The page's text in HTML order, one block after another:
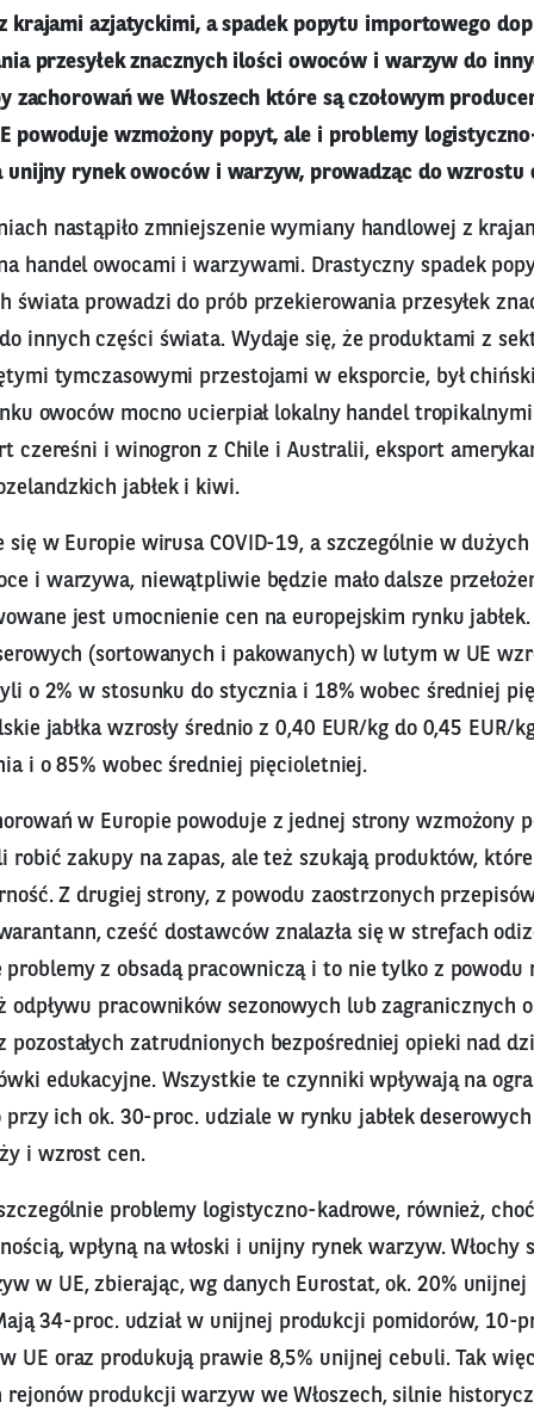
krajami azjatyckimi, a spadek popytu importowego
przesyłek znacznych ilości owoców i warzyw do
zachorowań we Włoszech które są czołowym
powoduje wzmożony popyt, ale i problemy
unijny rynek owoców i warzyw, prowadząc do wzrostu
nastąpiło zmniejszenie wymiany handlowej z
handel owocami i warzywami. Drastyczny spadek
świata prowadzi do prób przekierowania przesyłek
innych części świata. Wydaje się, że produktami z
tymczasowymi przestojami w eksporcie, był
owoców mocno ucierpiał lokalny handel
czereśni i winogron z Chile i Australii, eksport
jabłek i kiwi.
się w Europie wirusa COVID-19, a szczególnie w
i warzywa, niewątpliwie będzie mało dalsze
jest umocnienie cen na europejskim rynku jabłek.
(sortowanych i pakowanych) w lutym w UE
o 2% w stosunku do stycznia i 18% wobec średniej
jabłka wzrosły średnio z 0,40 EUR/kg do 0,45 EUR/
i o 85% wobec średniej pięcioletniej.
w Europie powoduje z jednej strony wzmożony
robić zakupy na zapas, ale też szukają produktów,
Z drugiej strony, z powodu zaostrzonych
cześć dostawców znalazła się w strefach
problemy z obsadą pracowniczą i to nie tylko z powodu
odpływu pracowników sezonowych lub zagranicznych
pozostałych zatrudnionych bezpośredniej opieki nad
edukacyjne. Wszystkie te czynniki wpływają na
przy ich ok. 30-proc. udziale w rynku jabłek
i wzrost cen.
problemy logistyczno-kadrowe, również,
wpłyną na włoski i unijny rynek warzyw. Włochy
w UE, zbierając, wg danych Eurostat, ok. 20%
34-proc. udział w unijnej produkcji pomidorów, 10-
UE oraz produkują prawie 8,5% unijnej cebuli. Tak
rejonów produkcji warzyw we Włoszech, silnie